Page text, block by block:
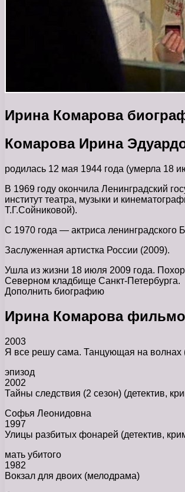
Ирина Комарова
Комарова Ирина
родилась 12 мая 1944 года (умерла 18
В 1969 году окончила Ленинградский
институт театра, музыки и
Т.Г.Сойниковой).
С 1970 года — актриса ленинградского
Заслуженная артистка России (2009).
Ушла из жизни 18 июля 2009 года.
Северном кладбище Санкт-Петербурга.
Дополнить биографию
Ирина Комарова
2003
Я все решу сама. Танцующая на волнах
эпизод
2002
Тайны следствия (2 сезон) (детектив,
Софья Леонидовна
1997
Улицы разбитых фонарей (детектив,
мать убитого
1982
Вокзал для двоих (мелодрама)